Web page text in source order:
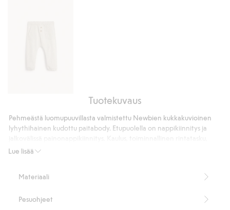
Tuotekuvaus
Lue lisää
Pehmeästä luomupuuvillasta valmistettu Newbien kukkakuvioinen
lyhythihainen kudottu paitabody. Etupuolella on nappikiinnitys ja
takakaarroke ja joustavat jalka-aukot. Sisaruksille ja äidille on
Tuotenumero
Materiaali
Pesuohjeet